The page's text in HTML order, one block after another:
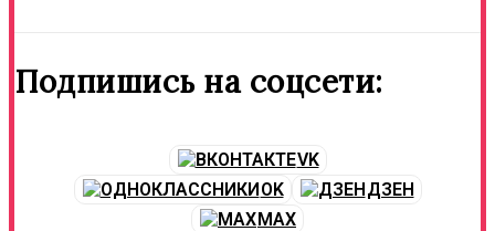
Подпишись на соцсети:
VK
OK
ДЗЕН
MAX